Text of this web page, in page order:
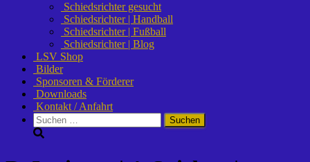
Schiedsrichter gesucht
Schiedsrichter | Handball
Schiedsrichter | Fußball
Schiedsrichter | Blog
LSV Shop
Bilder
Sponsoren & Förderer
Downloads
Kontakt / Anfahrt
Suchen
nach: